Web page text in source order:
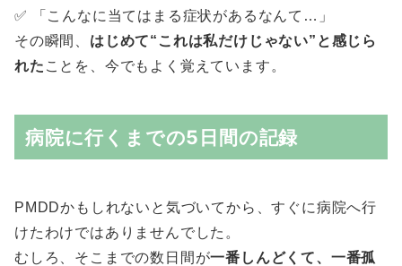
✅ 「こんなに当てはまる症状があるなんて…」
その瞬間、 はじめて“これは私だけじゃない”と感じら
れた ことを、今でもよく覚えています。
病院に行くまでの5日間の記録
PMDDかもしれないと気づいてから、すぐに病院へ行
けたわけではありませんでした。
むしろ、そこまでの数日間が一番しんどくて、一番孤